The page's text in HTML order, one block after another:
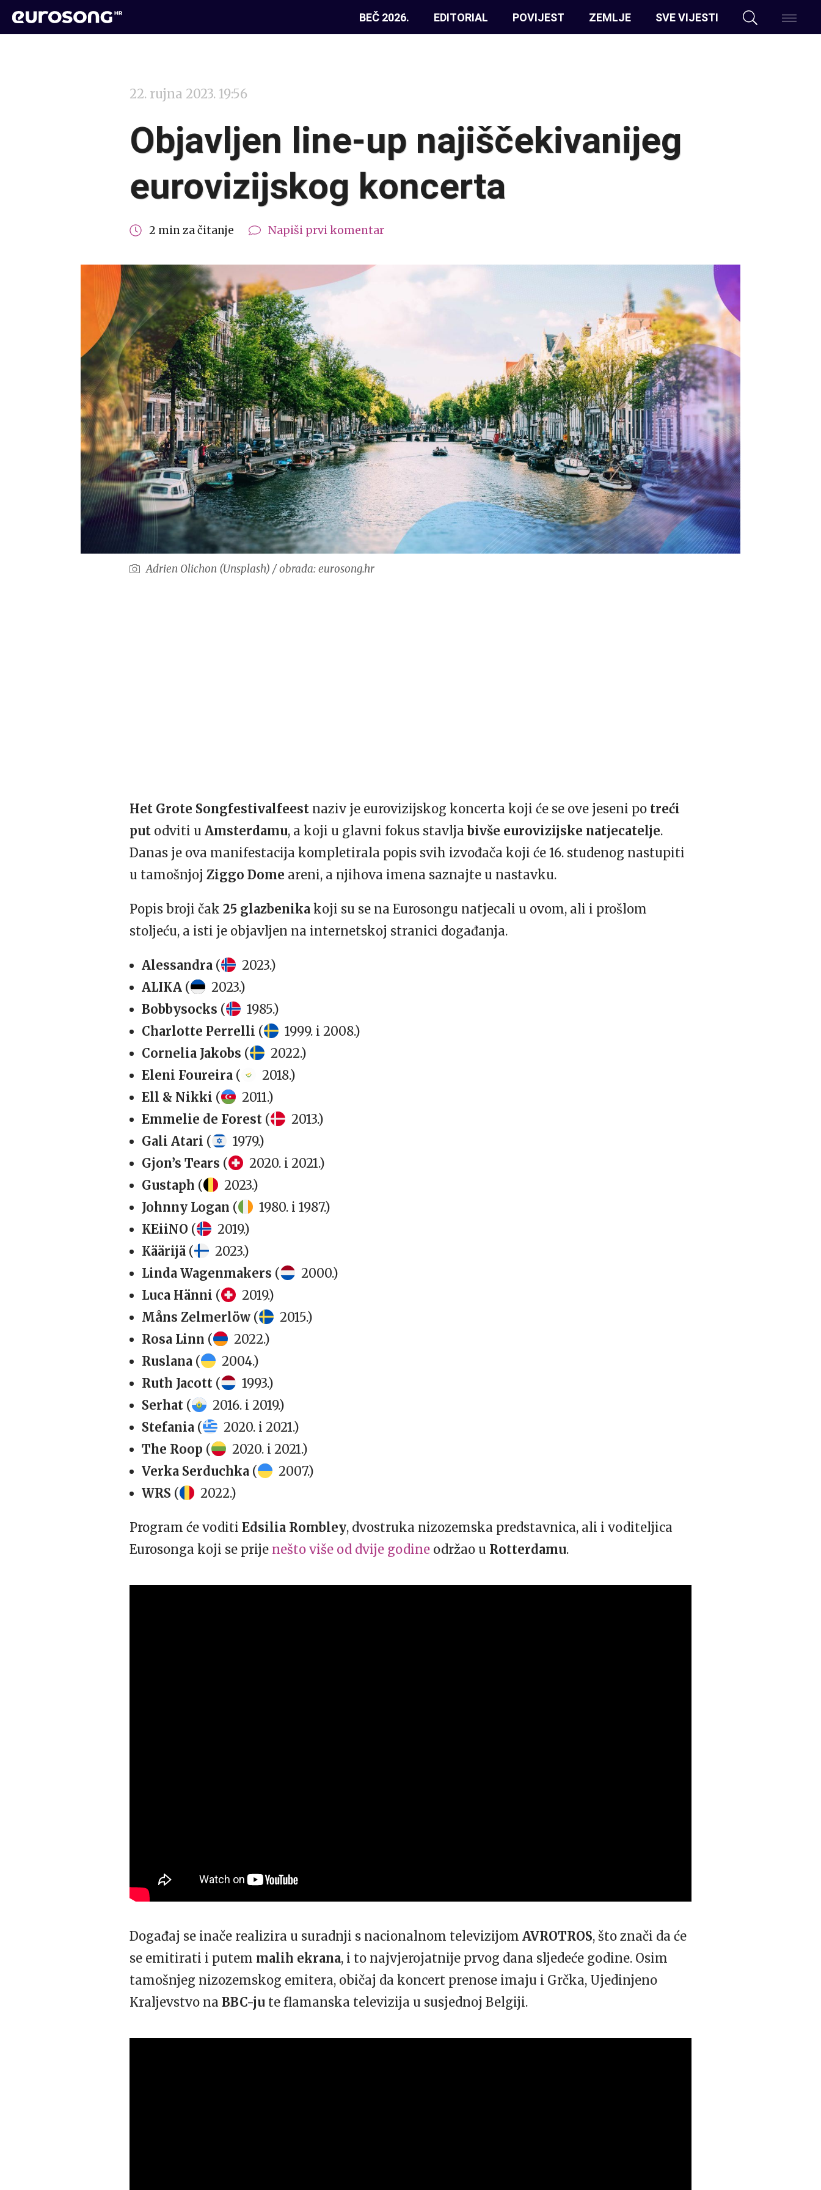
BEČ 2026. EDITORIAL POVIJEST ZEMLJE SVE VIJESTI
22. rujna 2023. 19:56
Objavljen line-up najiščekivanijeg
eurovizijskog koncerta
2 min za čitanje Napiši prvi komentar
Adrien Olichon (Unsplash) / obrada: eurosong.hr
Het Grote Songfestivalfeest naziv je eurovizijskog koncerta koji će se ove jeseni po treći
put odviti u Amsterdamu, a koji u glavni fokus stavljabivše eurovizijske natjecatelje.
Danas je ova manifestacija kompletirala popis svih izvođača koji će 16. studenog nastupiti
u tamošnjoj Ziggo Dome areni, a njihova imena saznajte u nastavku.
Popis broji čak 25 glazbenika koji su se na Eurosongu natjecali u ovom, ali i prošlom
stoljeću, a isti je objavljen na internetskoj stranici događanja.
Alessandra (
2023.)
ALIKA (
2023.)
Bobbysocks (
1985.)
Charlotte Perrelli (
1999. i 2008.)
Cornelia Jakobs (
2022.)
Eleni Foureira (
2018.)
Ell & Nikki (
2011.)
Emmelie de Forest (
2013.)
Gali Atari (
1979.)
Gjon’s Tears (
2020. i 2021.)
Gustaph (
2023.)
Johnny Logan (
1980. i 1987.)
KEiiNO (
2019.)
Käärijä (
2023.)
Linda Wagenmakers (
2000.)
Luca Hänni (
2019.)
Måns Zelmerlöw (
2015.)
Rosa Linn (
2022.)
Ruslana (
2004.)
Ruth Jacott (
1993.)
Serhat (
2016. i 2019.)
Stefania (
2020. i 2021.)
The Roop (
2020. i 2021.)
Verka Serduchka (
2007.)
WRS ( 2022.)
Program će voditi Edsilia Rombley, dvostruka nizozemska predstavnica, ali i voditeljica
Eurosonga koji se prije nešto više od dvije godine održao u Rotterdamu.
Događaj se inače realizira u suradnji s nacionalnom televizijom AVROTROS, što znači da će
se emitirati i putem malih ekrana, i to najvjerojatnije prvog dana sljedeće godine. Osim
tamošnjeg nizozemskog emitera, običaj da koncert prenose imaju i Grčka, Ujedinjeno
Kraljevstvo na BBC-ju te flamanska televizija u susjednoj Belgiji.